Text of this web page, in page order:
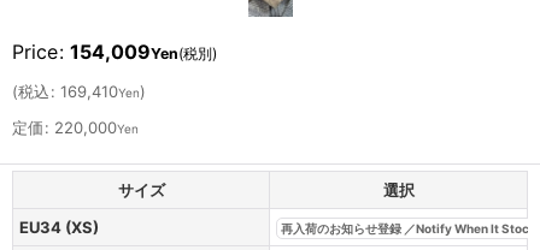
Price: 154,009Yen(税別)
(税込: 169,410Yen)
定価: 220,000Yen
サイズ
選択
EU34 (XS)
再入荷のお知らせ登録 ／Notify When It Stock